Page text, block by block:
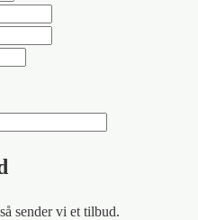
sender vi et tilbud.